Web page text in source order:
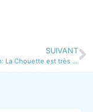
SUIVANT
23 juillet 19h: La Chouette est très heureuse de vous inviter à une soirée hors des sentiers battus